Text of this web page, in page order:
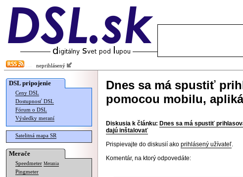
neprihlásený
DSL pripojenie
Ceny DSL
Dostupnosť DSL
Fórum o DSL
Výsledky meraní
Satelitná mapa SR
Merače
Speedmeter Merania
Pingmeter
Dnes sa má spustiť
pomocou mobilu,
Diskusia k článku: Dnes sa má spustiť
dajú inštalovať
Prispievajte do diskusií ako prihlásený užívateľ.
Komentár, na ktorý odpovedáte: